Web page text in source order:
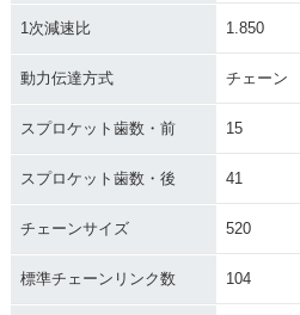
1次減速比 1.850
動力伝達方式 チェーン
スプロケット歯数・前 15
スプロケット歯数・後 41
チェーンサイズ 520
標準チェーンリンク数 104